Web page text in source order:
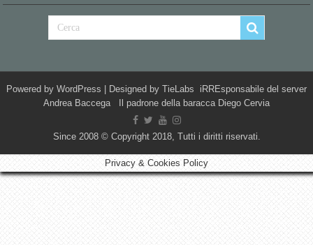
Powered by WordPress | Designed by TieLabs iRREsponsabile del server
Andrea Baccega Il padrone della baracca Diego Cervia
Since 2008 © Copyright 2018, Tutti i diritti riservati.
Privacy & Cookies Policy